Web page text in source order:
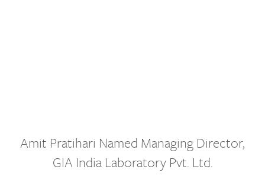
Amit Pratihari Named Managing Director,
GIA India Laboratory Pvt. Ltd.